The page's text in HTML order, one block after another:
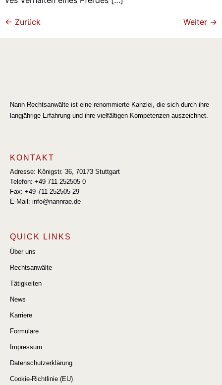
← Zurück Weiter →
Nann Rechtsanwälte ist eine renommierte Kanzlei, die sich durch ihre
langjährige Erfahrung und ihre vielfältigen Kompetenzen auszeichnet.
KONTAKT
Adresse: Königstr. 36, 70173 Stuttgart
Telefon: +49 711 252505 0
Fax: +49 711 252505 29
E-Mail: info@nannrae.de
QUICK LINKS
Über uns
Rechtsanwälte
Tätigkeiten
News
Karriere
Formulare
Impressum
Datenschutzerklärung
Cookie-Richtlinie (EU)